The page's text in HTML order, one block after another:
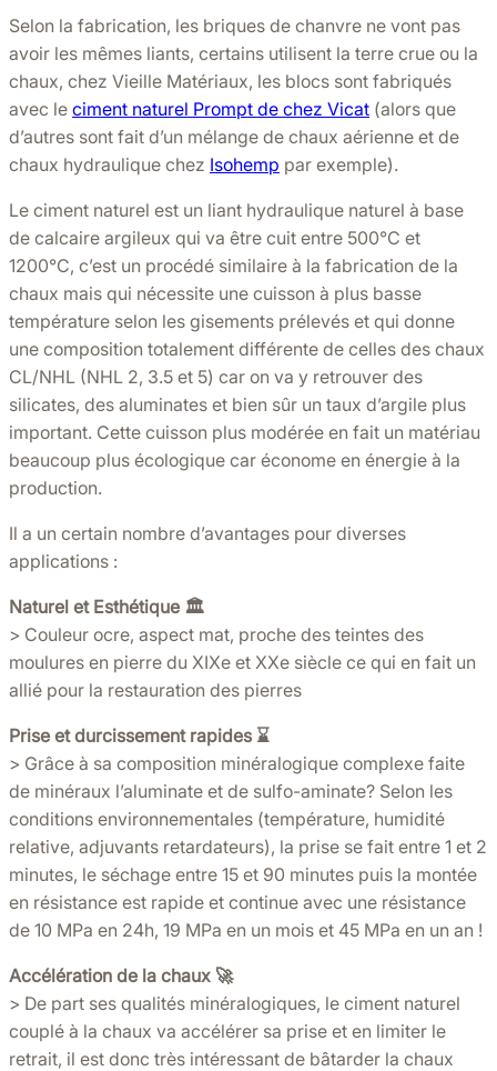
Selon la fabrication, les briques de chanvre ne vont pas
avoir les mêmes liants, certains utilisent la terre crue ou la
chaux, chez Vieille Matériaux, les blocs sont fabriqués
avec le ciment naturel Prompt de chez Vicat (alors que
d’autres sont fait d’un mélange de chaux aérienne et de
chaux hydraulique chez Isohemp par exemple).
Le ciment naturel est un liant hydraulique naturel à base
de calcaire argileux qui va être cuit entre 500°C et
1200°C, c’est un procédé similaire à la fabrication de la
chaux mais qui nécessite une cuisson à plus basse
température selon les gisements prélevés et qui donne
une composition totalement différente de celles des chaux
CL/NHL (NHL 2, 3.5 et 5) car on va y retrouver des
silicates, des aluminates et bien sûr un taux d’argile plus
important. Cette cuisson plus modérée en fait un matériau
beaucoup plus écologique car économe en énergie à la
production.
Il a un certain nombre d’avantages pour diverses
applications :
Naturel et Esthétique 🏛️
> Couleur ocre, aspect mat, proche des teintes des
moulures en pierre du XIXe et XXe siècle ce qui en fait un
allié pour la restauration des pierres
Prise et durcissement rapides ⌛️
> Grâce à sa composition minéralogique complexe faite
de minéraux l’aluminate et de sulfo-aminate? Selon les
conditions environnementales (température, humidité
relative, adjuvants retardateurs), la prise se fait entre 1 et 2
minutes, le séchage entre 15 et 90 minutes puis la montée
en résistance est rapide et continue avec une résistance
de 10 MPa en 24h, 19 MPa en un mois et 45 MPa en un an !
Accélération de la chaux 🚀
> De part ses qualités minéralogiques, le ciment naturel
couplé à la chaux va accélérer sa prise et en limiter le
retrait, il est donc très intéressant de bâtarder la chaux